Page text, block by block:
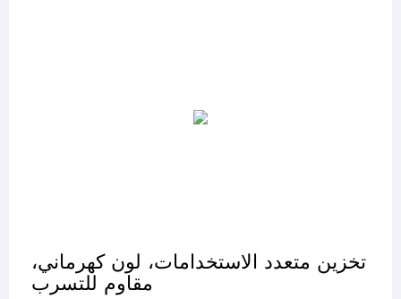
تخزين متعدد الاستخدامات، لون كهرماني،
مقاوم للتسرب